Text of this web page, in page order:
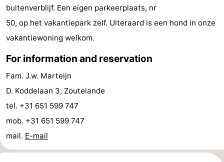
Galleries
Monuments
-
Churches
-
Observation
Attractions
Playgrounds
-
buitenverblijf. Een eigen parkeerplaats, nr
50, op het vakantiepark zelf. Uiteraard is een hond in onze
vakantiewoning welkom.
For information and reservation
Fam. J.w. Marteijn
D. Koddelaan 3, Zoutelande
tel. +31 651 599 747
mob. +31 651 599 747
mail. E-mail